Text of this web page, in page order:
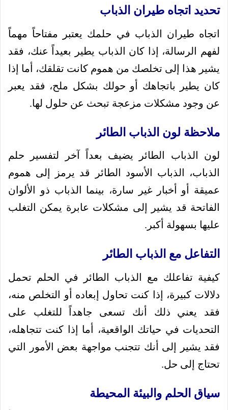
تحديد اتجاه طيران الذباب
اتجاه طيران الذباب في حلمك يعتبر مفتاحاً مهماً
لفهم الرسالة، إذا كان الذباب يطير بعيداً عنك، فقد
يشير هذا إلى تخلصك من هموم كانت تقلقك، أما إذا
كان يطير باتجاهك أو حولك بشكل ملح، فقد يعبر
عن وجود مشكلات مزعجة تبحث عن حلول لها.
ملاحظة لون الذباب الطائر
لون الذباب الطائر يضيف بعداً آخر لتفسير حلم
الذباب، الذباب الأسود الطائر قد يرمز إلى هموم
عميقة أو أخبار غير سارة، بينما الذباب ذو الألوان
الفاتحة قد يشير إلى مشكلات عابرة يمكن التغلب
عليها بسهولة أكبر.
التفاعل مع الذباب الطائر
كيفية تفاعلك مع الذباب الطائر في الحلم تحمل
دلالات كبيرة، إذا كنت تحاول إبعاده أو التخلص منه،
فقد يعني ذلك أنك تسعى جاهداً للتغلب على
التحديات في حياتك الواقعية، أما إذا كنت تتجاهله،
فقد يشير إلى أنك تتجنب مواجهة بعض الأمور التي
تحتاج إلى حل.
سياق الحلم والبيئة المحيطة